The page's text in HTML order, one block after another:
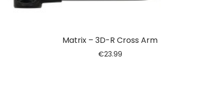
Matrix – 3D-R Cross Arm
€23.99